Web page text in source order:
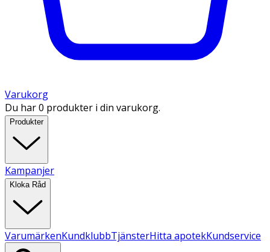
Varukorg
Du har 0 produkter i din varukorg.
Produkter
Kampanjer
Kloka Råd
VarumärkenKundklubbTjänsterHitta apotekKundservice